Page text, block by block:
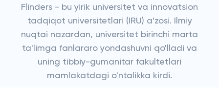
Flinders - bu yirik universitet va innovatsion
tadqiqot universitetlari (IRU) a'zosi. Ilmiy
nuqtai nazardan, universitet birinchi marta
ta'limga fanlararo yondashuvni qo'lladi va
uning tibbiy-gumanitar fakultetlari
mamlakatdagi o'ntalikka kirdi.